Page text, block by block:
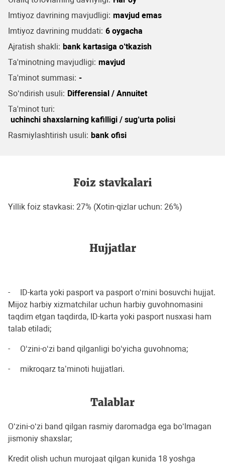
Imtiyoz davrining mavjudligi: mavjud emas
Imtiyoz davrining muddati: 6 oygacha
Ajratish shakli: bank kartasiga o‘tkazish
Ta'minotning mavjudligi: mavjud
Ta'minot summasi: -
So‘ndirish usuli: Differensial / Annuitet
Ta'minot turi:
uchinchi shaxslarning kafilligi / sug‘urta polisi
Rasmiylashtirish usuli: bank ofisi
Foiz stavkalari
Yillik foiz stavkasi: 27% (Xotin-qizlar uchun: 26%)
Hujjatlar
- ID-karta yoki pasport va pasport o‘rnini bosuvchi hujjat.
Mijoz harbiy xizmatchilar uchun harbiy guvohnomasini
taqdim etgan taqdirda, ID-karta yoki pasport nusxasi ham
talab etiladi;
- O‘zini-o‘zi band qilganligi bo‘yicha guvohnoma;
- mikroqarz ta’minoti hujjatlari.
Talablar
O‘zini-o‘zi band qilgan rasmiy daromadga ega bo‘lmagan
jismoniy shaxslar;
Kredit olish uchun murojaat qilgan kunida 18 yoshga